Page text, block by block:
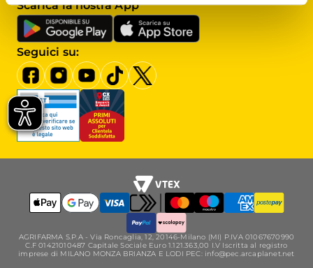
Scarica la nostra App
Seguici su:
AGRIFARMA S.P.A - Via Roncaglia, 12, 20146-Milano (MI) P.IVA 01067670990
C.F 01421010487 Capitale Sociale Euro 1.121.363,00 I.V Iscritta al registro
imprese di MILANO MONZA BRIANZA E LODI PEC: info@pec.arcaplanet.net